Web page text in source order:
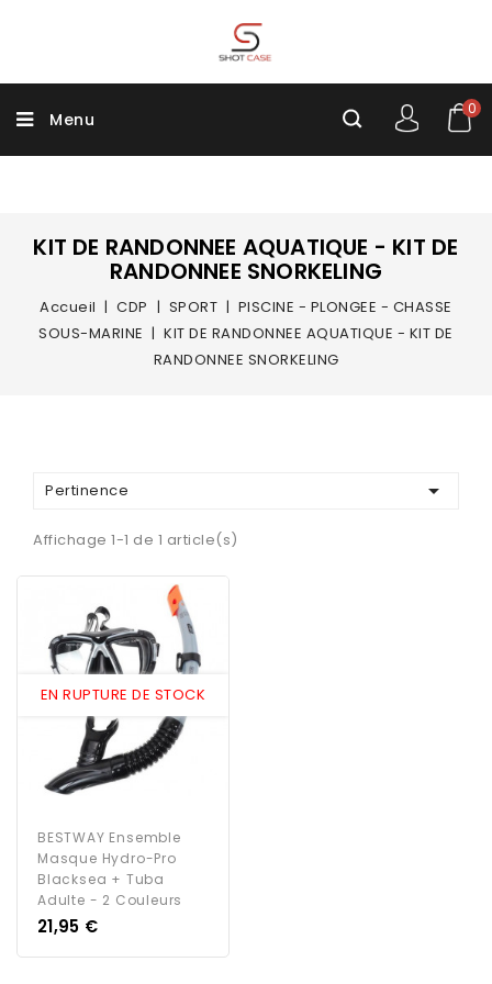
Menu
0
KIT DE RANDONNEE AQUATIQUE - KIT DE
RANDONNEE SNORKELING
Accueil CDP SPORT
PISCINE - PLONGEE - CHASSE
SOUS-MARINE
KIT DE RANDONNEE AQUATIQUE - KIT DE
RANDONNEE SNORKELING
Pertinence 
Affichage 1-1 de 1 article(s)
EN RUPTURE DE STOCK
BESTWAY Ensemble
Masque Hydro-Pro
Blacksea + Tuba
Adulte - 2 Couleurs
Prix
21,95 €